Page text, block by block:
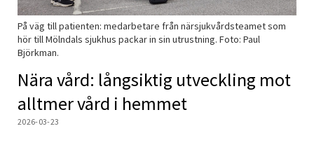
På väg till patienten: medarbetare från närsjukvårdsteamet som
hör till Mölndals sjukhus packar in sin utrustning. Foto: Paul
Björkman.
Nära vård: långsiktig utveckling mot
alltmer vård i hemmet
2026-03-23